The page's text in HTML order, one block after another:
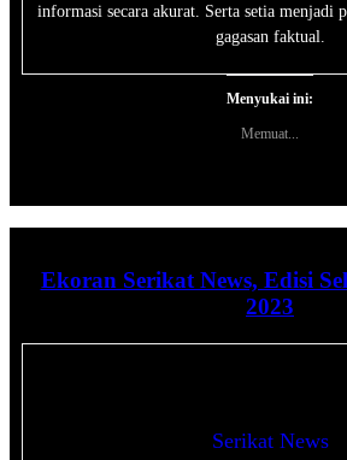
informasi secara akurat. Serta setia menjadi
gagasan faktual.
Menyukai ini:
Memuat...
Ekoran Serikat News, Edisi
2023
Serikat News